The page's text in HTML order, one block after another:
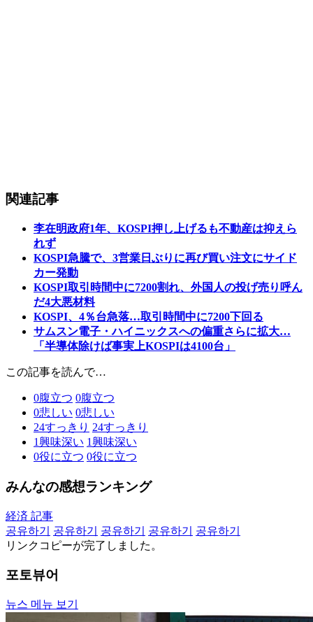
関連記事
李在明政府1年、KOSPI押し上げるも不動産は抑えら
れず
KOSPI急騰で、3営業日ぶりに再び買い注文にサイド
カー発動
KOSPI取引時間中に7200割れ、外国人の投げ売り呼ん
だ4大悪材料
KOSPI、4％台急落…取引時間中に7200下回る
サムスン電子・ハイニックスへの偏重さらに拡大…
「半導体除けば事実上KOSPIは4100台」
この記事を読んで…
0腹立つ 0腹立つ
0悲しい 0悲しい
24すっきり 24すっきり
1興味深い 1興味深い
0役に立つ 0役に立つ
みんなの感想ランキング
経済 記事
공유하기
공유하기 공유하기 공유하기
공유하기
リンクコピーが完了しました。
포토뷰어
뉴스 메뉴 보기